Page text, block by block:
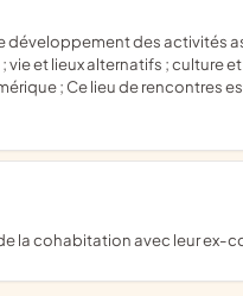
et lieux alternatifs ; culture
; Ce lieu de rencontres
la cohabitation avec leur ex-